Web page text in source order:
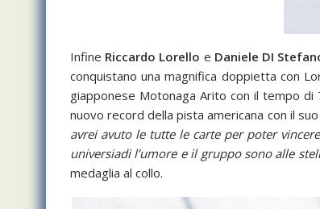
Infine Riccardo Lorello e Daniele DI
conquistano una magnifica doppietta con
giapponese Motonaga Arito con il tempo
nuovo record della pista americana con il
avrei avuto le tutte le carte per poter
universiadi l’umore e il gruppo sono alle
medaglia al collo.